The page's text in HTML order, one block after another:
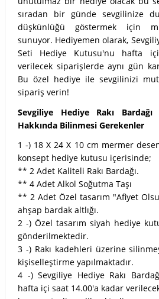
sıradan bir günde sevgilinize
düşkünlüğü göstermek için
sunuyor. Hediyemen olarak,
Seti Hediye Kutusu'nu hafta
verilecek siparişlerde aynı gün
Bu özel hediye ile sevgilinizi
sipariş verin!
Sevgiliye Hediye Rakı
Hakkında Bilinmesi Gerekenler
1 -) 18 X 24 X 10 cm mermer
konsept hediye kutusu içerisinde;
** 2 Adet Kaliteli Rakı Bardağı.
** 4 Adet Alkol Soğutma Taşı
** 2 Adet Özel tasarım "Afiyet
ahşap bardak altlığı.
2 -) Özel tasarım siyah hediye
gönderilmektedir.
3 -) Rakı kadehleri üzerine
kişiselleştirme yapılmaktadır.
4 -) Sevgiliye Hediye Rakı
hafta içi saat 14.00'a kadar